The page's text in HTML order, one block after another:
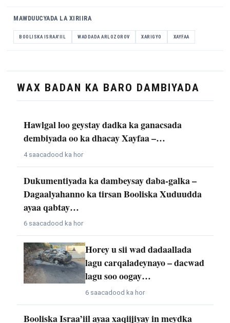
MAWDUUCYADA LA XIRIIRA
BOOLISKA ISRAA'IIL WADDADA ARLOZOROV XARIGYO XAYFAA
WAX BADAN KA BARO DAMBIYADA
Hawlgal loo geystay dadka ka ganacsada
dembiyada oo ka dhacay Xayfaa –…
4 saacadood ka hor
Dukumentiyada ka dambeysay daba-galka –
Dagaalyahanno ka tirsan Booliska Xuduudda
ayaa qabtay…
6 saacadood ka hor
Horey u sii wad dadaallada
lagu carqaladeynayo – dacwad
lagu soo oogay…
6 saacadood ka hor
Booliska Israa’iil ayaa xaqiijiyay in meydka